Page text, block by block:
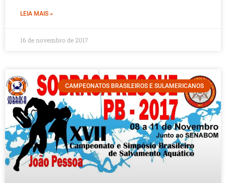
LEIA MAIS »
16 de novembro de 2017
CAMPEONATOS BRASILEIROS E SULAMERICANOS